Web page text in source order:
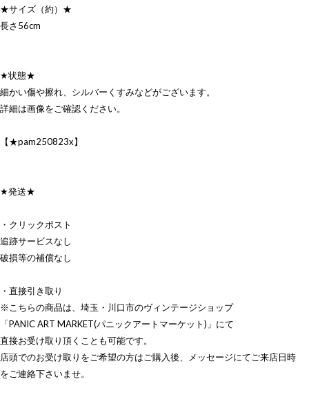
★サイズ（約）★
長さ56cm
★状態★
細かい傷や擦れ、シルバーくすみなどがございます。
詳細は画像をご確認ください。
【★pam250823x】
★発送★
・クリックポスト
追跡サービスなし
破損等の補償なし
・直接引き取り
※こちらの商品は、埼玉・川口市のヴィンテージショップ
「PANIC ART MARKET(パニックアートマーケット)」にて
直接お受け取り頂くことも可能です。
店頭でのお受け取りをご希望の方はご購入後、メッセージにてご来店日時
をご連絡下さいませ。